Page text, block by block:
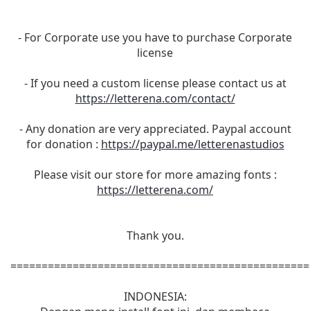
- For Corporate use you have to purchase Corporate
license
- If you need a custom license please contact us at
https://letterena.com/contact/
- Any donation are very appreciated. Paypal account
for donation : https://paypal.me/letterenastudios
Please visit our store for more amazing fonts :
https://letterena.com/
Thank you.
INDONESIA: